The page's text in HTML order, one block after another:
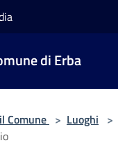
di Erba
Comune > Luoghi >